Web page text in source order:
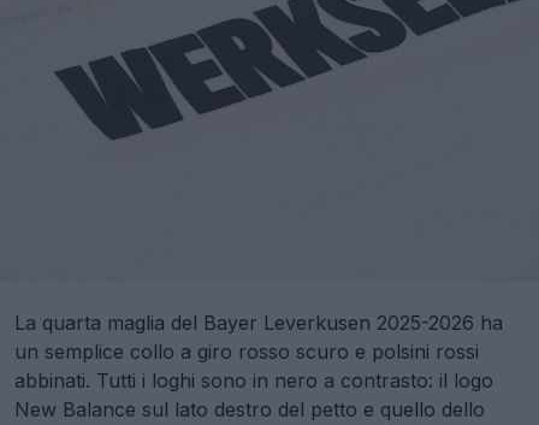
La quarta maglia del Bayer Leverkusen 2025-2026 ha
un semplice collo a giro rosso scuro e polsini rossi
abbinati. Tutti i loghi sono in nero a contrasto: il logo
New Balance sul lato destro del petto e quello dello